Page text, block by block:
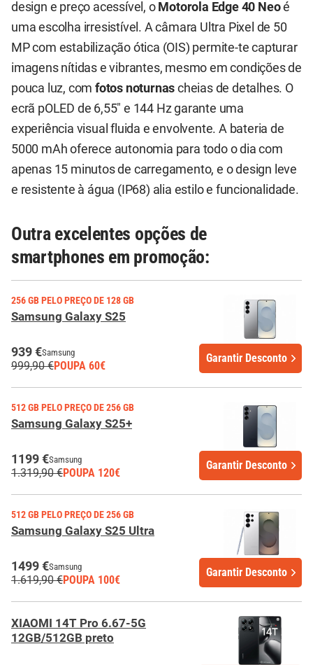
design e preço acessível, o Motorola Edge 40 Neoé
uma escolha irresistível. A câmara Ultra Pixel de 50
MP com estabilização ótica (OIS) permite-te capturar
imagens nítidas e vibrantes, mesmo em condições de
pouca luz, com fotos noturnascheias de detalhes. O
ecrã pOLED de 6,55" e 144 Hz garante uma
experiência visual fluida e envolvente. A bateria de
5000 mAh oferece autonomia para todo o dia com
apenas 15 minutos de carregamento, e o design leve
e resistente à água (IP68) alia estilo e funcionalidade.
Outra excelentes opções de
smartphones em promoção:
256 GB PELO PREÇO DE 128 GB
Samsung Galaxy S25
939 €Samsung
999,90 €POUPA 60€
Garantir Desconto
512 GB PELO PREÇO DE 256 GB
Samsung Galaxy S25+
1199 €Samsung
1.319,90 €POUPA 120€
Garantir Desconto
512 GB PELO PREÇO DE 256 GB
Samsung Galaxy S25 Ultra
1499 €Samsung
1.619,90 €POUPA 100€
Garantir Desconto
XIAOMI 14T Pro 6.67-5G
12GB/512GB preto